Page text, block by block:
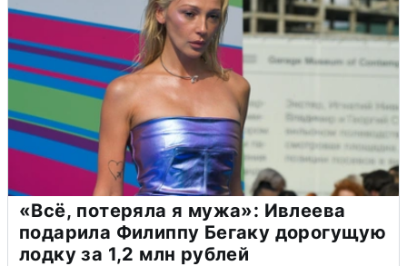
«Всё, потеряла я мужа»: Ивлеева
подарила Филиппу Бегаку дорогущую
лодку за 1,2 млн рублей